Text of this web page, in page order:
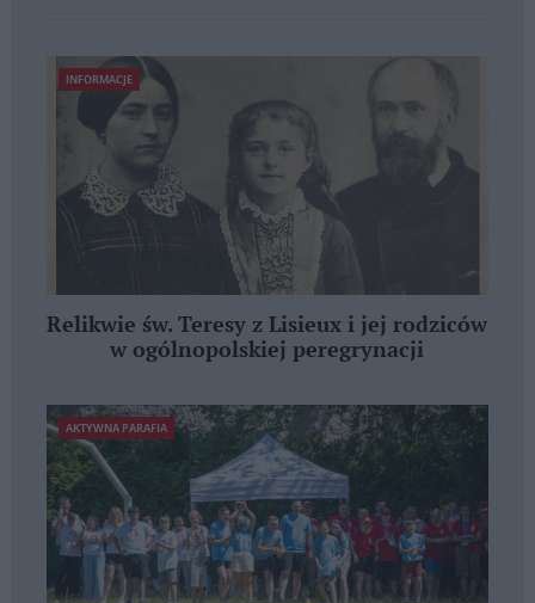
INFORMACJE
Relikwie św. Teresy z Lisieux i jej rodziców
w ogólnopolskiej peregrynacji
AKTYWNA PARAFIA